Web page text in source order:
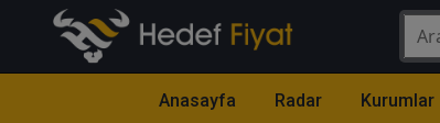
Anasayfa Radar Kurumlar